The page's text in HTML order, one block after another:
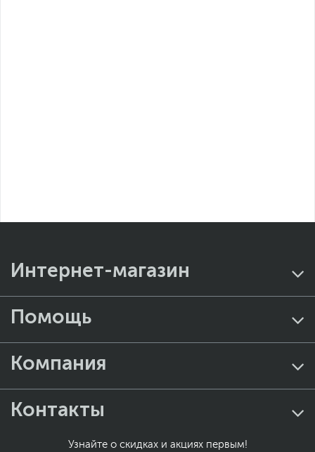
Интернет-магазин
Помощь
Компания
Контакты
Узнайте о скидках и акциях первым!